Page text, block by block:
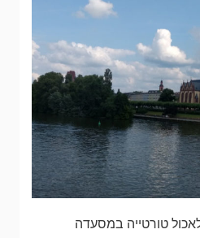
טורטייה במסעדה